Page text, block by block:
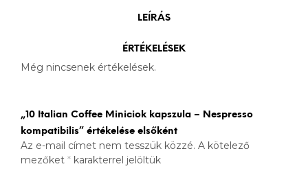
LEÍRÁS
ÉRTÉKELÉSEK
Még nincsenek értékelések.
„10 Italian Coffee Miniciok kapszula – Nespresso
kompatibilis” értékelése elsőként
Az e-mail címet nem tesszük közzé. A kötelező
mezőket * karakterrel jelöltük